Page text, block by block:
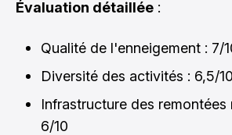
Évaluation détaillée :
Qualité de l'enneigement : 7/
Diversité des activités : 6,5/10
Infrastructure des remontées
6/10